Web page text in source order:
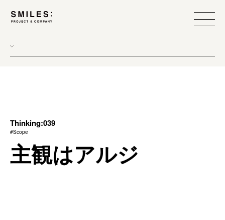
scope
process
team management
Thinking:039
#Scope
主観はアルジ